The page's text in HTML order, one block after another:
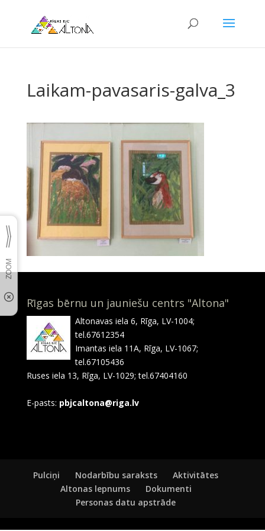
Laikam-pavasaris-galva_3
Rīgas bērnu un jauniešu centrs "Altona"
Altonavas iela 6, Rīga, LV-1004;
tel.67612354
Imantas iela 11A, Rīga, LV-1067;
tel.67105436
Ruses iela 13, Rīga, LV-1029; tel.67404160
E-pasts: pbjcaltona@riga.lv
Pulciņi Nodarbību saraksts
Aktivitātes
Altonas lepnums
Dokumenti
Personas datu apstrāde